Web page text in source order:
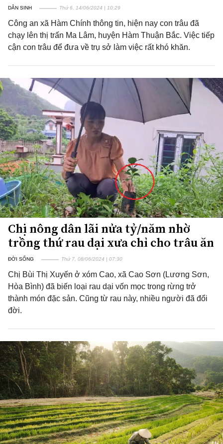
DÂN SINH Thứ 6, 14/06/2024 | 10:29
Công an xã Hàm Chính thông tin, hiện nay con trâu đã
chạy lên thị trấn Ma Lâm, huyện Hàm Thuận Bắc. Việc tiếp
cận con trâu để đưa về trụ sở làm việc rất khó khăn.
Chị nông dân lãi nửa tỷ/năm nhờ
trồng thứ rau dại xưa chỉ cho trâu ăn
ĐỜI SỐNG Thứ 7, 08/06/2024 | 07:30
Chị Bùi Thị Xuyến ở xóm Cao, xã Cao Sơn (Lương Sơn,
Hòa Bình) đã biến loại rau dại vốn mọc trong rừng trở
thành món đặc sản. Cũng từ rau này, nhiều người đã đổi
đời.